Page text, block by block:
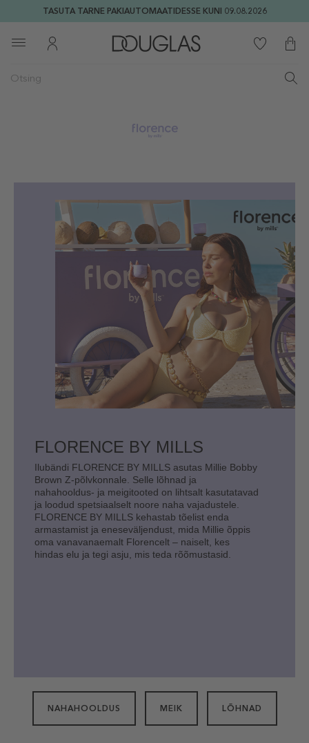
TASUTA TARNE PAKIAUTOMAATIDESSE KUNI 09.08.2026
FLORENCE BY MILLS
Ilubändi FLORENCE BY MILLS asutas Millie Bobby
Brown Z-põlvkonnale. Selle lõhnad ja
nahahooldus- ja meigitooted on lihtsalt kasutatavad
ja loodud spetsiaalselt noore naha vajadustele.
FLORENCE BY MILLS kehastab tõelist enda
armastamist ja eneseväljendust, mida Millie õppis
oma vanavanaemalt Florencelt – naiselt, kes
hindas elu ja tegi asju, mis teda rõõmustasid.
NAHAHOOLDUS MEIK LÕHNAD